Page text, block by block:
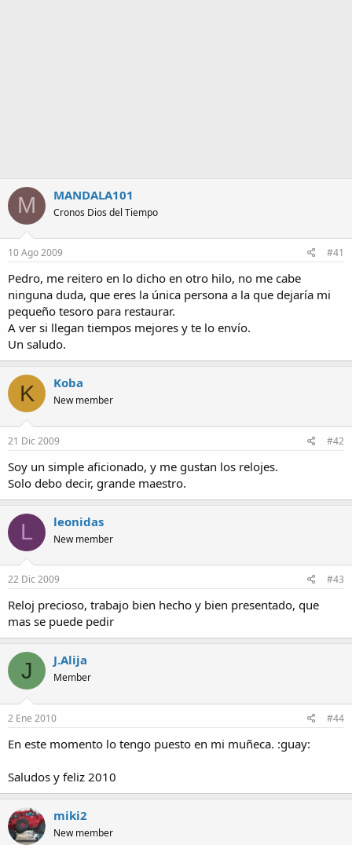
M MANDALA101
Cronos Dios del Tiempo
10 Ago 2009 #41
Pedro, me reitero en lo dicho en otro hilo, no me cabe
ninguna duda, que eres la única persona a la que dejaría mi
pequeño tesoro para restaurar.
A ver si llegan tiempos mejores y te lo envío.
Un saludo.
K Koba
New member
21 Dic 2009 #42
Soy un simple aficionado, y me gustan los relojes.
Solo debo decir, grande maestro.
L leonidas
New member
22 Dic 2009 #43
Reloj precioso, trabajo bien hecho y bien presentado, que
mas se puede pedir
J J.Alija
Member
2 Ene 2010 #44
En este momento lo tengo puesto en mi muñeca. :guay:
Saludos y feliz 2010
miki2
New member